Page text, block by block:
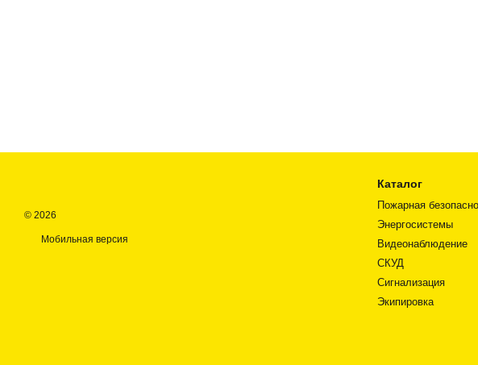
© 2026
Мобильная версия
Каталог
Пожарная
Энергосистемы
Видеонаблюдение
СКУД
Сигнализация
Экипировка